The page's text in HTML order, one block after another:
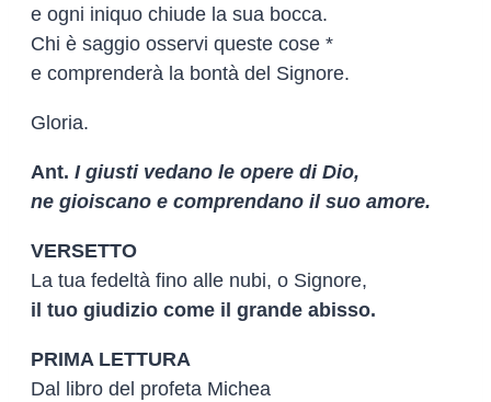
e ogni iniquo chiude la sua bocca.
Chi è saggio osservi queste cose *
e comprenderà la bontà del Signore.
Gloria.
Ant. I giusti vedano le opere di Dio,
ne gioiscano e comprendano il suo amore.
VERSETTO
La tua fedeltà fino alle nubi, o Signore,
il tuo giudizio come il grande abisso.
PRIMA LETTURA
Dal libro del profeta Michea